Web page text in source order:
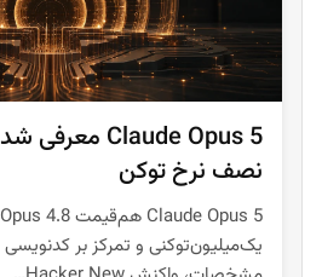
نصف نرخ توکن
یک‌میلیون‌توکنی و تمرکز بر